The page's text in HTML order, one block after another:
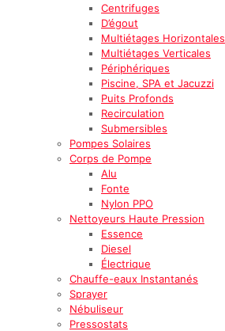
Centrifuges
D’égout
Multiétages Horizontales
Multiétages Verticales
Périphériques
Piscine, SPA et Jacuzzi
Puits Profonds
Recirculation
Submersibles
Pompes Solaires
Corps de Pompe
Alu
Fonte
Nylon PPO
Nettoyeurs Haute Pression
Essence
Diesel
Électrique
Chauffe-eaux Instantanés
Sprayer
Nébuliseur
Pressostats